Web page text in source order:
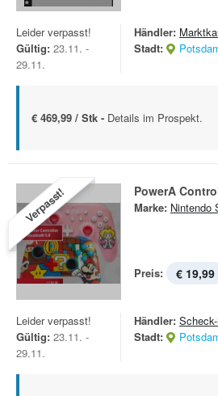
Leider verpasst!
Gültig: 23.11. -
29.11.
Händler:
Stadt:
€ 469,99 / Stk - Details im Prospekt.
Verpasst! PowerA
Marke: Nintendo
Preis: € 19,99
Leider verpasst!
Gültig: 23.11. -
29.11.
Händler:
Stadt: